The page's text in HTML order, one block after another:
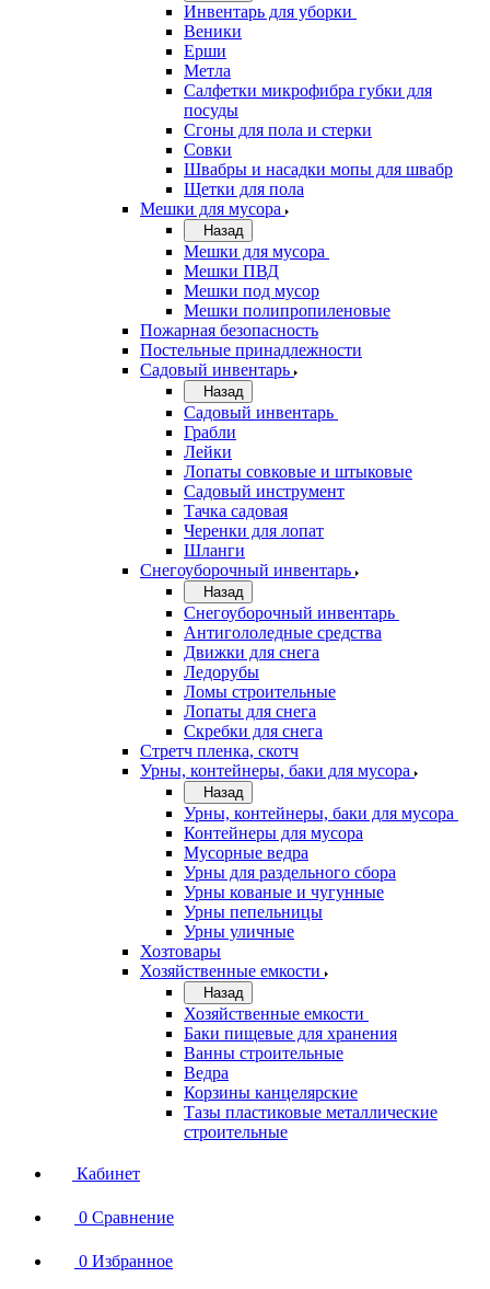
Инвентарь для уборки
Веники
Ерши
Метла
Салфетки микрофибра губки для
посуды
Сгоны для пола и стерки
Совки
Швабры и насадки мопы для швабр
Щетки для пола
Мешки для мусора
Назад
Мешки для мусора
Мешки ПВД
Мешки под мусор
Мешки полипропиленовые
Пожарная безопасность
Постельные принадлежности
Садовый инвентарь
Назад
Садовый инвентарь
Грабли
Лейки
Лопаты совковые и штыковые
Садовый инструмент
Тачка садовая
Черенки для лопат
Шланги
Снегоуборочный инвентарь
Назад
Снегоуборочный инвентарь
Антигололедные средства
Движки для снега
Ледорубы
Ломы строительные
Лопаты для снега
Скребки для снега
Стретч пленка, скотч
Урны, контейнеры, баки для мусора
Назад
Урны, контейнеры, баки для мусора
Контейнеры для мусора
Мусорные ведра
Урны для раздельного сбора
Урны кованые и чугунные
Урны пепельницы
Урны уличные
Хозтовары
Хозяйственные емкости
Назад
Хозяйственные емкости
Баки пищевые для хранения
Ванны строительные
Ведра
Корзины канцелярские
Тазы пластиковые металлические
строительные
Кабинет
0 Сравнение
0 Избранное